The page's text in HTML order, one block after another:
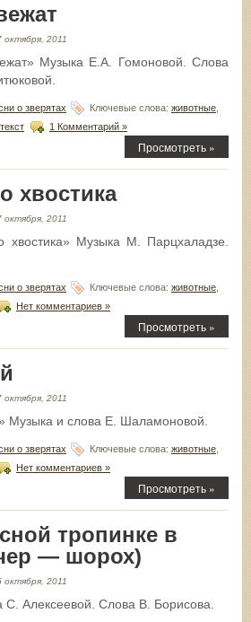
октября, 2011
Музыка Е.А. Гомоновой. Слова
о зверятах Ключевые слова: животные
текст 1 Комментарий »
Просмотреть »
хвостика
октября, 2011
хвостика» Музыка М. Парцхаладзе.
о зверятах Ключевые слова: животные
Нет комментариев »
Просмотреть »
октября, 2011
Музыка и слова Е. Шаламоновой.
о зверятах Ключевые слова: животные
Нет комментариев »
Просмотреть »
тропинке в
— шорох)
октября, 2011
Алексеевой. Слова В. Борисова.